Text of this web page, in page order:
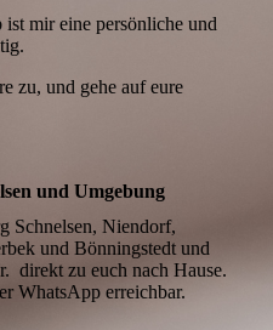
ist mir eine persönliche und
zu, und gehe auf eure
und Umgebung
Schnelsen, Niendorf,
und Bönningstedt und
direkt zu euch nach Hause.
WhatsApp erreichbar.